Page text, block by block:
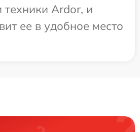
техники Ardor, и
ее в удобное место